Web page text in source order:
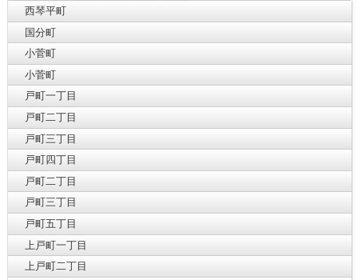
西琴平町
国分町
小菅町
小菅町
戸町一丁目
戸町二丁目
戸町三丁目
戸町四丁目
戸町二丁目
戸町三丁目
戸町五丁目
上戸町一丁目
上戸町二丁目